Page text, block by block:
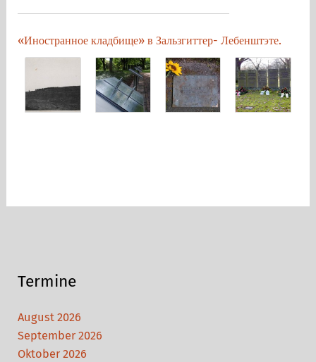
«Иностранное кладбище» в Зальзгиттер- Лебенштэте.
Termine
August 2026
September 2026
Oktober 2026